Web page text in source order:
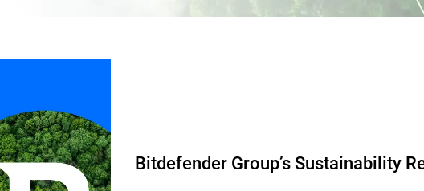
Bitdefender Group’s Sustainability